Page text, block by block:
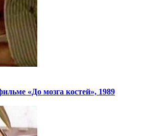
«До мозга костей», 1989